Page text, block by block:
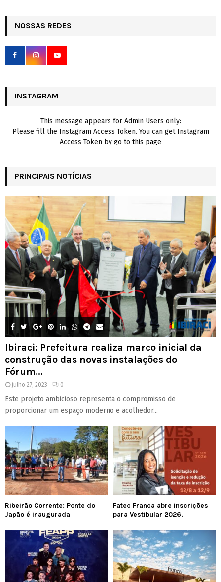
h
f
r
NOSSAS REDES
INSTAGRAM
This message appears for Admin Users only:
Please fill the Instagram Access Token. You can get Instagram
Access Token by go to this page
PRINCIPAIS NOTÍCIAS
Ibiraci: Prefeitura realiza marco inicial da
construção das novas instalações do
Fórum...
julho 27, 2023 0
Este projeto ambicioso representa o compromisso de
proporcionar um espaço moderno e acolhedor...
Ribeirão Corrente: Ponte do
Japão é inaugurada
Fatec Franca abre inscrições
para Vestibular 2026.